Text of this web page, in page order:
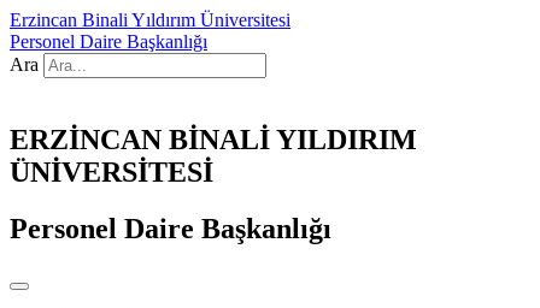
Erzincan Binali Yıldırım Üniversitesi
Personel Daire Başkanlığı
Ara
ERZİNCAN BİNALİ YILDIRIM
ÜNİVERSİTESİ
Personel Daire Başkanlığı